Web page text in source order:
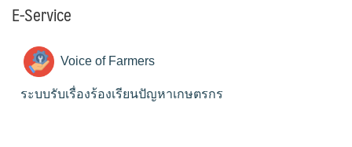
E-Service
Voice of Farmers
ระบบรับเรื่องร้องเรียนปัญหาเกษตรกร